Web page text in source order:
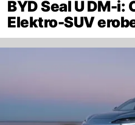
BYD Seal U DM-i:
Elektro-SUV